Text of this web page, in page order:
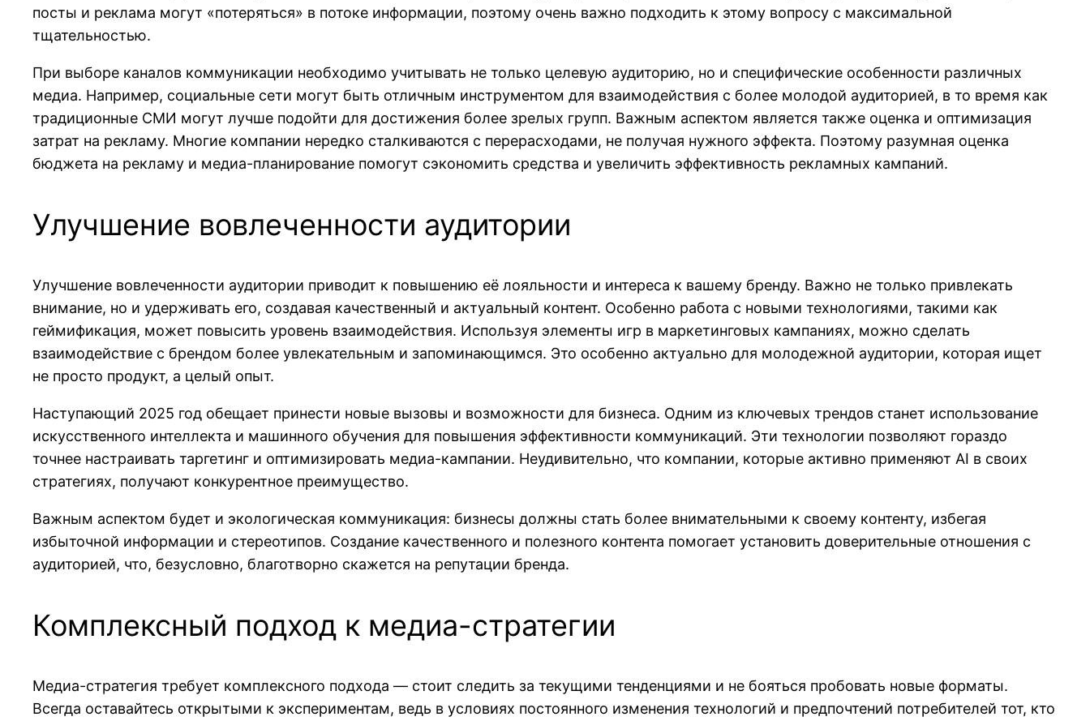
посты и реклама могут «потеряться» в потоке информации, поэтому очень важно подходить к этому вопросу с максимальной
тщательностью.
При выборе каналов коммуникации необходимо учитывать не только целевую аудиторию, но и специфические особенности различных
медиа. Например, социальные сети могут быть отличным инструментом для взаимодействия с более молодой аудиторией, в то время как
традиционные СМИ могут лучше подойти для достижения более зрелых групп. Важным аспектом является также оценка и оптимизация
затрат на рекламу. Многие компании нередко сталкиваются с перерасходами, не получая нужного эффекта. Поэтому разумная оценка
бюджета на рекламу и медиа-планирование помогут сэкономить средства и увеличить эффективность рекламных кампаний.
Улучшение вовлеченности аудитории
Улучшение вовлеченности аудитории приводит к повышению её лояльности и интереса к вашему бренду. Важно не только привлекать
внимание, но и удерживать его, создавая качественный и актуальный контент. Особенно работа с новыми технологиями, такими как
геймификация, может повысить уровень взаимодействия. Используя элементы игр в маркетинговых кампаниях, можно сделать
взаимодействие с брендом более увлекательным и запоминающимся. Это особенно актуально для молодежной аудитории, которая ищет
не просто продукт, а целый опыт.
Наступающий 2025 год обещает принести новые вызовы и возможности для бизнеса. Одним из ключевых трендов станет использование
искусственного интеллекта и машинного обучения для повышения эффективности коммуникаций. Эти технологии позволяют гораздо
точнее настраивать таргетинг и оптимизировать медиа-кампании. Неудивительно, что компании, которые активно применяют AI в своих
стратегиях, получают конкурентное преимущество.
Важным аспектом будет и экологическая коммуникация: бизнесы должны стать более внимательными к своему контенту, избегая
избыточной информации и стереотипов. Создание качественного и полезного контента помогает установить доверительные отношения с
аудиторией, что, безусловно, благотворно скажется на репутации бренда.
Комплексный подход к медиа-стратегии
Медиа-стратегия требует комплексного подхода — стоит следить за текущими тенденциями и не бояться пробовать новые форматы.
Всегда оставайтесь открытыми к экспериментам, ведь в условиях постоянного изменения технологий и предпочтений потребителей тот, кто